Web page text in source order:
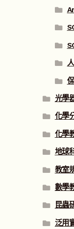
光學
化學
化學
地球
教室
數學
昆蟲
泛用